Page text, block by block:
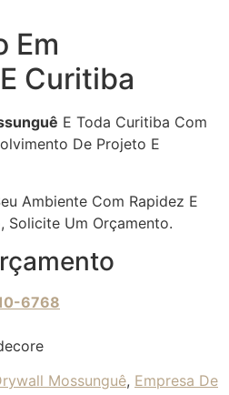
Em
Curitiba
E Toda Curitiba Com
De Projeto E
Ambiente Com Rapidez E
Solicite Um Orçamento.
6768
Mossunguê, Empresa De